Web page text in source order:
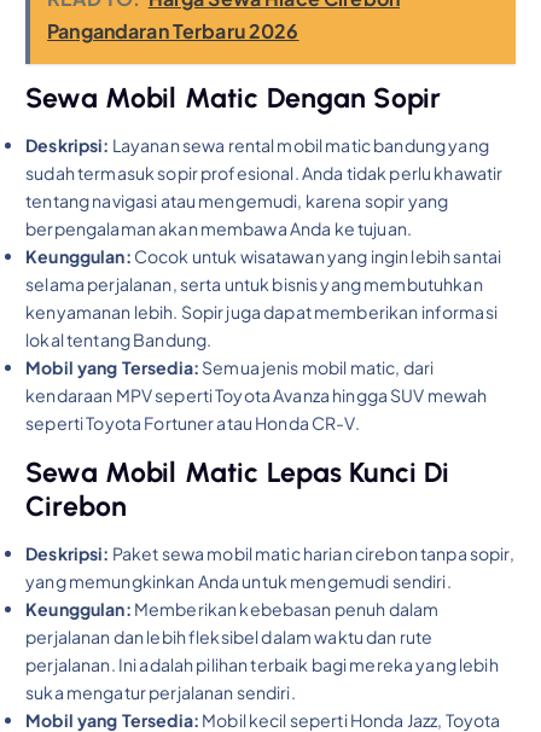
Pangandaran Terbaru 2026
Sewa Mobil Matic Dengan Sopir
Deskripsi: Layanan sewa rental mobil matic bandung yang
sudah termasuk sopir profesional. Anda tidak perlu khawatir
tentang navigasi atau mengemudi, karena sopir yang
berpengalaman akan membawa Anda ke tujuan.
Keunggulan: Cocok untuk wisatawan yang ingin lebih santai
selama perjalanan, serta untuk bisnis yang membutuhkan
kenyamanan lebih. Sopir juga dapat memberikan informasi
lokal tentang Bandung.
Mobil yang Tersedia: Semua jenis mobil matic, dari
kendaraan MPV seperti Toyota Avanza hingga SUV mewah
seperti Toyota Fortuner atau Honda CR-V.
Sewa Mobil Matic Lepas Kunci Di
Cirebon
Deskripsi: Paket sewa mobil matic harian cirebon tanpa sopir,
yang memungkinkan Anda untuk mengemudi sendiri.
Keunggulan: Memberikan kebebasan penuh dalam
perjalanan dan lebih fleksibel dalam waktu dan rute
perjalanan. Ini adalah pilihan terbaik bagi mereka yang lebih
suka mengatur perjalanan sendiri.
Mobil yang Tersedia: Mobil kecil seperti Honda Jazz, Toyota